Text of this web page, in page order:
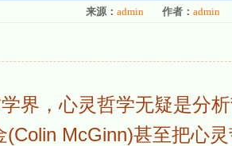
来源： admin 作者： admin
界，心灵哲学无疑是分
(Colin McGinn)甚至把心